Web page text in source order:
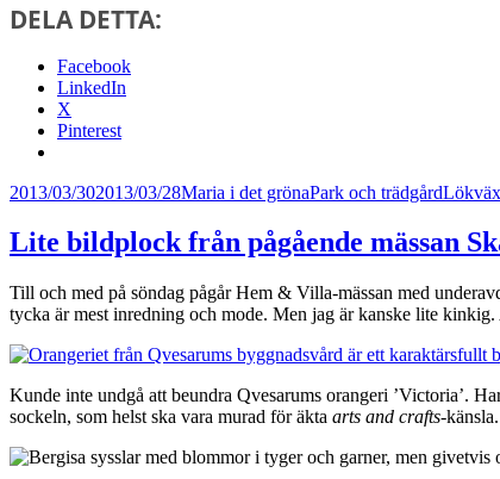
DELA DETTA:
Facebook
LinkedIn
X
Pinterest
Postat
2013/03/302013/03/28Författare
Maria i det grönaKategorier
Park och trädgårdTaggar
Lite bildplock från pågående mässan
Till och med på söndag pågår Hem & Villa-mässan med
tycka är mest inredning och mode. Men jag är kanske lite
Kunde inte undgå att beundra Qvesarums orangeri ’Victoria’.
sockeln, som helst ska vara murad för äkta arts and crafts-känsla.